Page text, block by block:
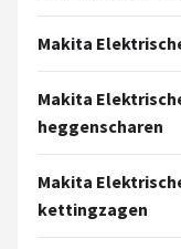
Makita
Makita
heggenscharen
Makita
kettingzagen